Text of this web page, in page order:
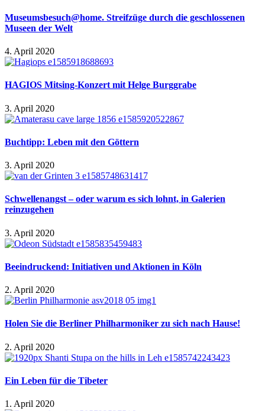
Museumsbesuch@home. Streifzüge durch die geschlossenen
Museen der Welt
4. April 2020
HAGIOS Mitsing-Konzert mit Helge Burggrabe
3. April 2020
Buchtipp: Leben mit den Göttern
3. April 2020
Schwellenangst – oder warum es sich lohnt, in Galerien
reinzugehen
3. April 2020
Beeindruckend: Initiativen und Aktionen in Köln
2. April 2020
Holen Sie die Berliner Philharmoniker zu sich nach Hause!
2. April 2020
Ein Leben für die Tibeter
1. April 2020